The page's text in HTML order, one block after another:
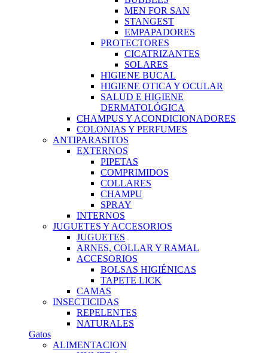
MEN FOR SAN
STANGEST
EMPAPADORES
PROTECTORES
CICATRIZANTES
SOLARES
HIGIENE BUCAL
HIGIENE OTICA Y OCULAR
SALUD E HIGIENE
DERMATOLÓGICA
CHAMPUS Y ACONDICIONADORES
COLONIAS Y PERFUMES
ANTIPARASITOS
EXTERNOS
PIPETAS
COMPRIMIDOS
COLLARES
CHAMPU
SPRAY
INTERNOS
JUGUETES Y ACCESORIOS
JUGUETES
ARNES, COLLAR Y RAMAL
ACCESORIOS
BOLSAS HIGIÉNICAS
TAPETE LICK
CAMAS
INSECTICIDAS
REPELENTES
NATURALES
Gatos
ALIMENTACION